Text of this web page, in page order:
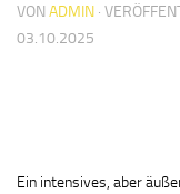
VON ADMIN ·
03.10.2025
Ein intensives, aber